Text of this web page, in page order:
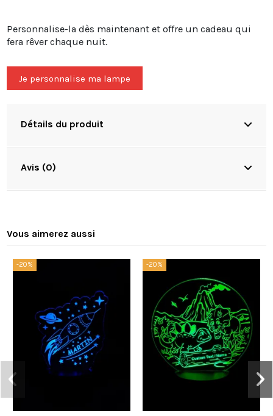
Personnalise-la dès maintenant et offre un cadeau qui
fera rêver chaque nuit.
Je personnalise ma lampe
Détails du produit
Avis (0)
Vous aimerez aussi
-20% -20%